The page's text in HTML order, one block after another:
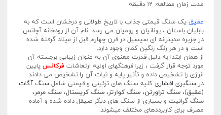
مدت زمان مطالعه: 12 دقیقه
عقیق یک سنگ قیمتی جذاب با تاریخ طولانی و درخشان است که به
بابلیان باستان ، یونانیان و رومیان می رسد. نام آن از رودخانه آچاتس
در جزیره مدیترانه ای سیسیل در قرن چهارم قبل از میلاد گرفته شده
است و در هر رنگ رنگین کمان وجود دارد.
از همان ابتدا به دلیل قدرت معنوی آن به عنوان زیبایی برجسته آن
مورد توجه قرار گرفت ، زیرا فرهنگهای اولیه ارتعاشات فرکانس پایین
انرژی را تشخیص داده و تأثیر پایه و ثبات آن را تشخیص می دادند.
در سنگبری افشاری کلیه سنگ های تزئینی و قیمتی شامل سنگ آگات
(عقیق)، سنگ تراورتن، سنگ کوارتز، سنگ کریستال، سنگ مرمر،
سنگ گرانیت و بسیاری از سنگ های دیگر صیقل داده شده و آماده
مصرف برای کاربرددهای مختلف میشوند.